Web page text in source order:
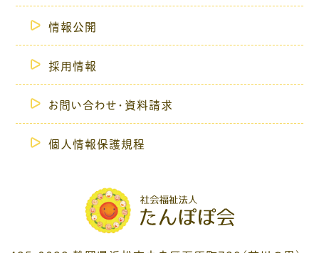
情報公開
採用情報
お問い合わせ・資料請求
個人情報保護規程